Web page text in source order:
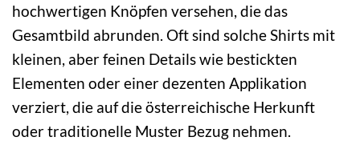
hochwertigen Knöpfen versehen, die das
Gesamtbild abrunden. Oft sind solche Shirts mit
kleinen, aber feinen Details wie bestickten
Elementen oder einer dezenten Applikation
verziert, die auf die österreichische Herkunft
oder traditionelle Muster Bezug nehmen.